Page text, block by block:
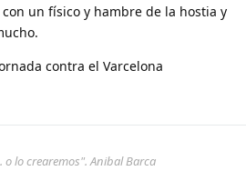
un físico y hambre de la hostia y
contra el Varcelona
lo crearemos". Anibal Barca